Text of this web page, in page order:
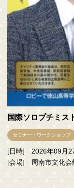
国際ソロプチミ
セミナー・ワークショップ
[日時] 2026年09月27
[会場] 周南市文化会